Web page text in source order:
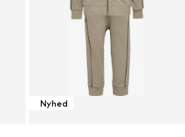
Nyhed